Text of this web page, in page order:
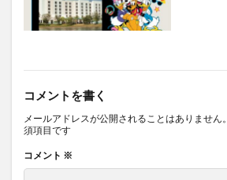
コメントを書く
メールアドレスが公開されることはありません。
須項目です
コメント ※